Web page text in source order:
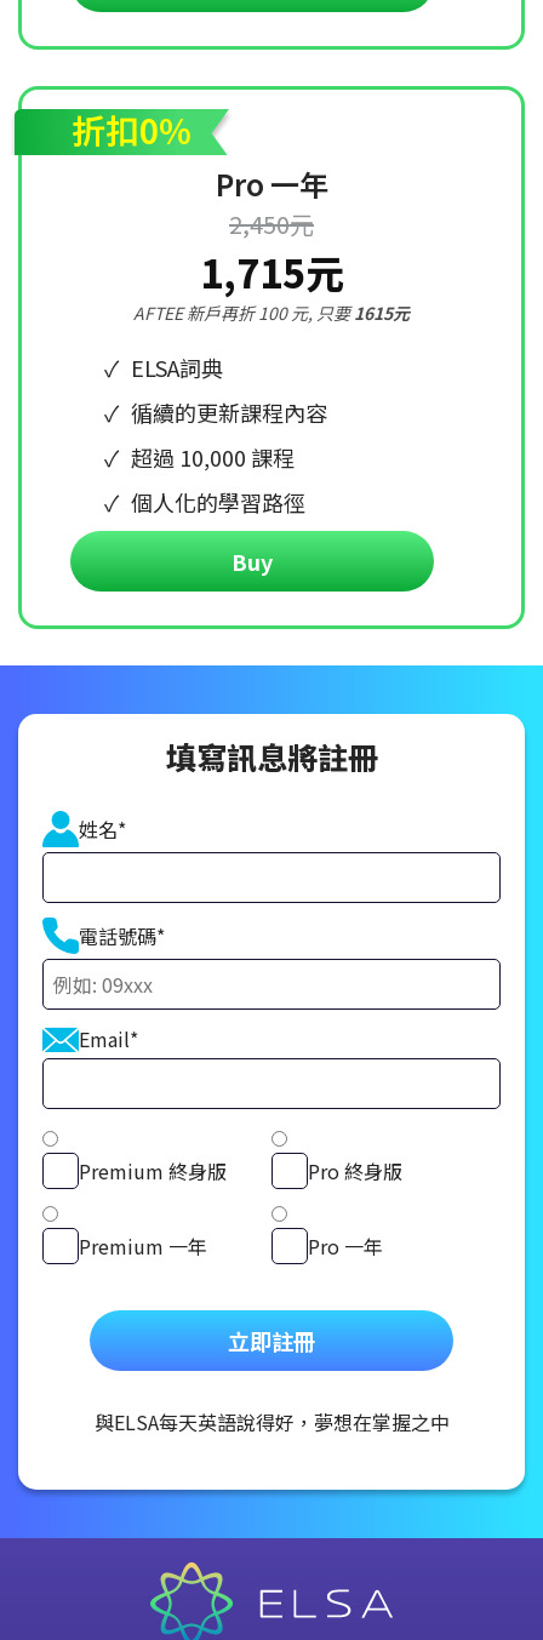
折扣0%
Pro 一年
2,450元
1,715元
AFTEE 新戶再折 100 元, 只要1615元
ELSA詞典
循續的更新課程內容
超過 10,000 課程
個人化的學習路徑
Buy
填寫訊息將註冊
姓名*
電話號碼*
Email*
Premium 終身版 Pro 終身版
Premium 一年 Pro 一年
立即註冊
與ELSA每天英語說得好，夢想在掌握之中